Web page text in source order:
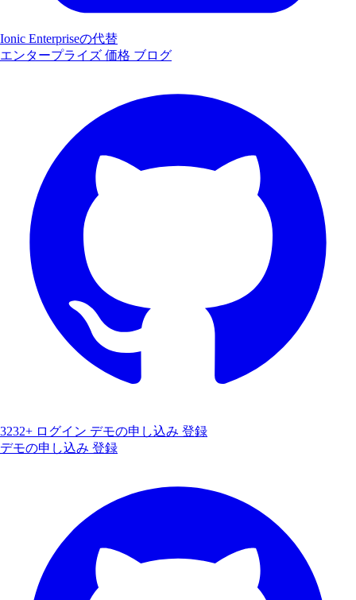
Ionic Enterpriseの代替
エンタープライズ 価格 ブログ
3232+ ログイン デモの申し込み 登録
デモの申し込み 登録